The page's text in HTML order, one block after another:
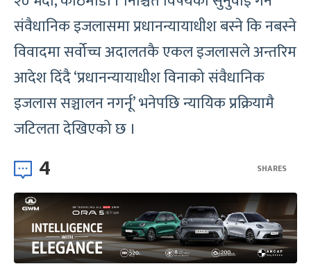
संवैधानिक इजलासमा प्रधानन्यायाधीश बस्ने कि नबस्ने
विवादमा सर्वोच्च अदालतकै एकल इजलासले अन्तरिम
आदेश दिंदै ‘प्रधानन्यायाधीश विनाको संवैधानिक
इजलास सञ्चालन नगर्नू’ भनेपछि न्यायिक प्रक्रियामै
जटिलता देखिएको छ ।
4 SHARES